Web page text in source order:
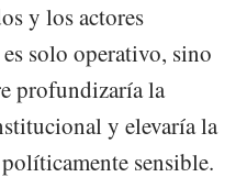
y los actores
solo operativo, sino
profundizaría la
y elevaría la
sensible.